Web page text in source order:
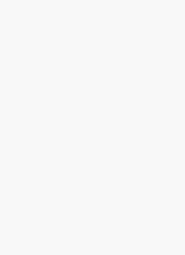
弹“救急”
话】华住集团